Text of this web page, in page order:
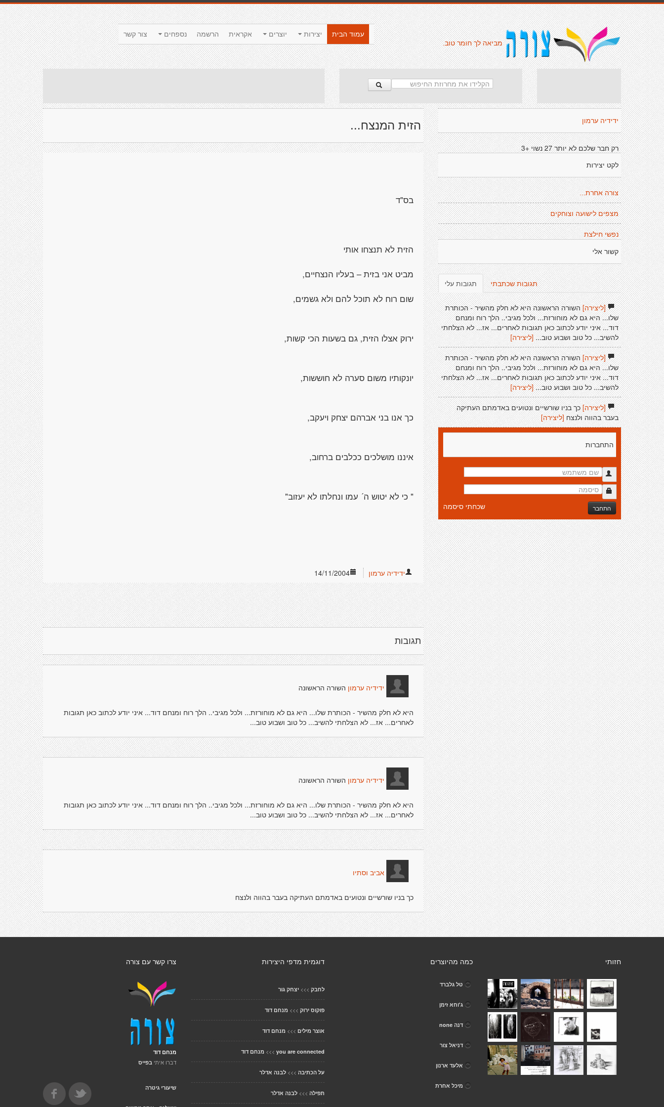
צור קשר נספחים הרשמה אקראית יוצרים יצירות
עמוד הבית
מביאה לך חומר טוב.
הזית המנצח...
בס"ד
הזית לא תנצחו אותי
מביט אני בזית – בעליו הנצחיים,
שום רוח לא תוכל להם ולא גשמים,
ירוק אצלו הזית, גם בשעות הכי קשות,
יונקותיו משום סערה לא חוששות,
כך אנו בני אברהם יצחק ויעקב,
איננו מושלכים ככלבים ברחוב,
" כי לא יטוש ה´ עמו ונחלתו לא יעזוב"
14/11/2004 ידידיה ערמון
תגובות
ידידיה ערמון השורה הראשונה
היא לא חלק מהשיר - הכותרת שלו... היא גם לא מוחורזת... ולכל מגיבי.. הלך רוח ומנחם דוד... איני יודע לכתוב כאן תגובות
לאחרים... אז... לא הצלחתי להשיב... כל טוב ושבוע טוב...
ידידיה ערמון השורה הראשונה
היא לא חלק מהשיר - הכותרת שלו... היא גם לא מוחורזת... ולכל מגיבי.. הלך רוח ומנחם דוד... איני יודע לכתוב כאן תגובות
לאחרים... אז... לא הצלחתי להשיב... כל טוב ושבוע טוב...
אביב וסתיו
כך בניו שורשיים ונטועים באדמתם העתיקה בעבר בהווה ולנצח
ידידיה ערמון
רק חבר שלכם לא יותר 27 נשוי +3
לקט יצירות
צורה אחרת...
מצפים לישועה וצוחקים
נפשי חילצת
קשור אלי
תגובות עלי תגובות שכתבתי
[ליצירה]השורה הראשונה היא לא חלק מהשיר - הכותרת
שלו... היא גם לא מוחורזת... ולכל מגיבי.. הלך רוח ומנחם
דוד... איני יודע לכתוב כאן תגובות לאחרים... אז... לא הצלחתי
להשיב... כל טוב ושבוע טוב... [ליצירה]
[ליצירה]השורה הראשונה היא לא חלק מהשיר - הכותרת
שלו... היא גם לא מוחורזת... ולכל מגיבי.. הלך רוח ומנחם
דוד... איני יודע לכתוב כאן תגובות לאחרים... אז... לא הצלחתי
להשיב... כל טוב ושבוע טוב... [ליצירה]
[ליצירה]כך בניו שורשיים ונטועים באדמתם העתיקה
בעבר בהווה ולנצח [ליצירה]
התחברות
התחבר שכחתי סיסמה
צרו קשר עם צורה
מנחם דוד
דברו איתי בפייס
שיעורי גיטרה
דוגמית מדפי היצירות
לחבק >>> יצחק גור
פוקוס ירוק >>> מנחם דוד
אוצר מילים >>> מנחם דוד
you are connected
>>> מנחם דוד
על הכתיבה >>> לבנה אדלר
תפילה >>> לבנה אדלר
כמה מהיוצרים
טל גלברד
ג'וחא זימן
דנה none
דניאל צור
אלעד ארנון
מיכל אחרת
חזותי